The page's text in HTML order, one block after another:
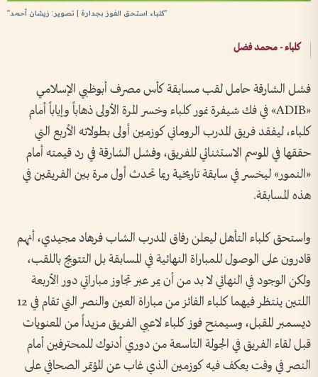
"كلباء استحق الفوز بجدارة | تصوير: زيشان أحمد"
كلباء - محمد فضل
فشل الشارقة حامل لقب مسابقة كأس مصرف أبوظبي الإسلامي
«ADIB» في فك شيفرة نمور كلباء وخسر المرة الأولى ذهاباً وإياباً أمام
كلباء، ليفقد فريق المدرب الروماني كوزمين أولى بطولاته الأربع التي
حققها في الموسم الاستثنائي للفريق، وفشل الشارقة في رد قيمته أمام
«النمور» ليخسر في سابقة تاريخية ربما تحدث أول مرة بين الفريقين في
هذه المسابقة.
واستحق كلباء التأهل ليعلن رفاق المدرب الشاب فرهاد مجيدي، أنهم
قادرون على الوصول للمباراة النهائية في المسابقة بل التتويج باللقب،
ولكن الوجود في النهائي لا بد من أن يمر عبر تجاوز مباراتي دور الأربعة
اللتين ينتظر فيهما كلباء الفائز من مباراة العين والنصر التي تقام في 12
ديسمبر المقبل، وسيمنح فوز كلباء لاعبي الفريق مزيداً من المعنويات
قبل لقاء الفريق في الجولة التاسعة من دوري أدنوك للمحترفين أمام
النصر في وقت يعكف فيه كوزمين الذي غاب عن المؤتمر الصحافي على